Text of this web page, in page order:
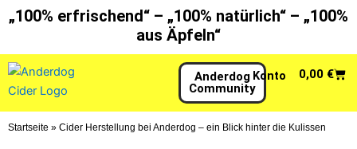
Zum
Inhalt
„100% erfrischend“ – „100% natürlich“ – „100%
aus Äpfeln“
Anderdog
Community
Konto 0,00 €
Startseite » Cider Herstellung bei Anderdog – ein Blick hinter die Kulissen